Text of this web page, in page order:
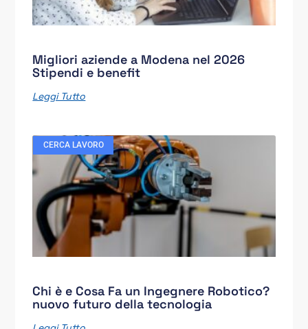
Migliori aziende a Modena nel 2026
Stipendi e benefit
Leggi Tutto
CERCA LAVORO
Chi è e Cosa Fa un Ingegnere Robotico?
nuovo futuro della tecnologia